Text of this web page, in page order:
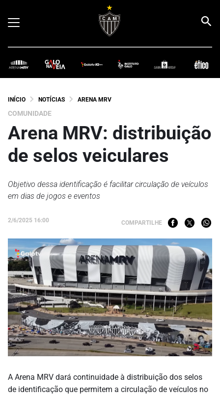
INÍCIO NOTÍCIAS ARENA MRV
COMUNIDADE
Arena MRV: distribuição
de selos veiculares
Objetivo dessa identificação é facilitar circulação de veículos
em dias de jogos e eventos
2/6/2025 16:00 COMPARTILHE
A Arena MRV dará continuidade à distribuição dos selos
de identificação que permitem a circulação de veículos no